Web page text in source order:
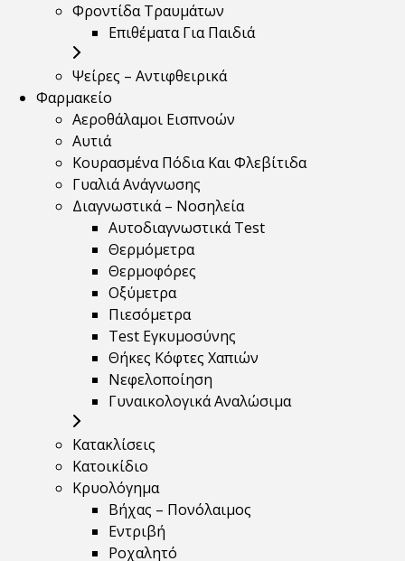
Φροντίδα Τραυμάτων
Επιθέματα Για Παιδιά
Ψείρες – Αντιφθειρικά
Φαρμακείο
Αεροθάλαμοι Εισπνοών
Αυτιά
Κουρασμένα Πόδια Και Φλεβίτιδα
Γυαλιά Ανάγνωσης
Διαγνωστικά – Νοσηλεία
Αυτοδιαγνωστικά Test
Θερμόμετρα
Θερμοφόρες
Οξύμετρα
Πιεσόμετρα
Test Εγκυμοσύνης
Θήκες Κόφτες Χαπιών
Νεφελοποίηση
Γυναικολογικά Αναλώσιμα
Κατακλίσεις
Κατοικίδιο
Κρυολόγημα
Βήχας – Πονόλαιμος
Εντριβή
Ροχαλητό